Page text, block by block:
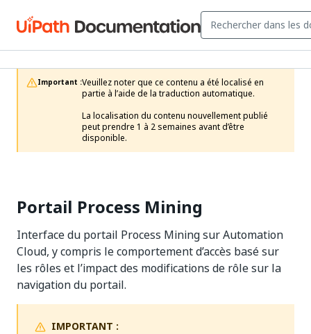
Important :Veuillez noter que ce contenu a été localisé en
partie à l’aide de la traduction automatique.
La localisation du contenu nouvellement publié
peut prendre 1 à 2 semaines avant d’être
disponible.
Portail Process Mining
Interface du portail Process Mining sur Automation
Cloud, y compris le comportement d’accès basé sur
les rôles et l’impact des modifications de rôle sur la
navigation du portail.
IMPORTANT :